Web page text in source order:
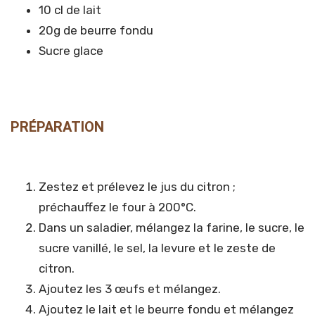
10 cl de lait
20g de beurre fondu
Sucre glace
PRÉPARATION
Zestez et prélevez le jus du citron ;
préchauffez le four à 200°C.
Dans un saladier, mélangez la farine, le sucre, le
sucre vanillé, le sel, la levure et le zeste de
citron.
Ajoutez les 3 œufs et mélangez.
Ajoutez le lait et le beurre fondu et mélangez